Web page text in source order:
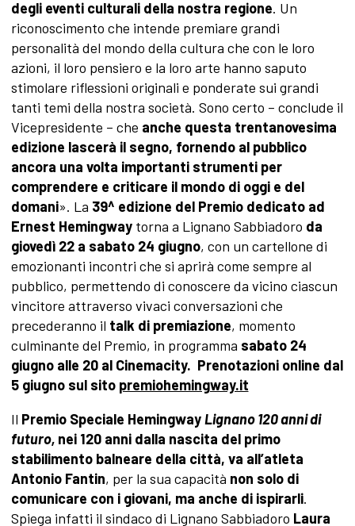
degli eventi culturali della nostra regione. Un
riconoscimento che intende premiare grandi
personalità del mondo della cultura che con le loro
azioni, il loro pensiero e la loro arte hanno saputo
stimolare riflessioni originali e ponderate sui grandi
tanti temi della nostra società. Sono certo – conclude il
Vicepresidente – che anche questa trentanovesima
edizione lascerà il segno, fornendo al pubblico
ancora una volta importanti strumenti per
comprendere e criticare il mondo di oggi e del
domani». La 39^ edizione del Premio dedicato ad
Ernest Hemingwaytorna a Lignano Sabbiadoro da
giovedì 22 a sabato 24 giugno, con un cartellone di
emozionanti incontri che si aprirà come sempre al
pubblico, permettendo di conoscere da vicino ciascun
vincitore attraverso vivaci conversazioni che
precederanno il talk di premiazione, momento
culminante del Premio, in programma sabato 24
giugno alle 20 al Cinemacity. Prenotazioni online dal
5 giugno sul sito premiohemingway.it
Il Premio Speciale HemingwayLignano 120 anni di
futuro, nei 120 anni dalla nascita del primo
stabilimento balneare della città, va all’atleta
Antonio Fantin, per la sua capacità non solo di
comunicare con i giovani, ma anche di ispirarli.
Spiega infatti il sindaco di Lignano Sabbiadoro Laura